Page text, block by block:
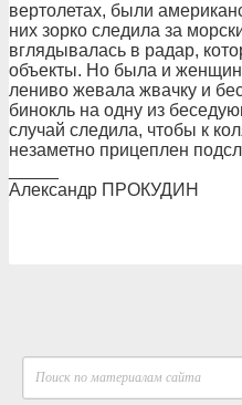
вертолетах, были
них зорко следила за
вглядывалась в радар,
объекты. Но была и
лениво жевала жвачку и
бинокль на одну из
случай следила, чтобы к
незаметно прицеплен
Александр ПРОКУДИН